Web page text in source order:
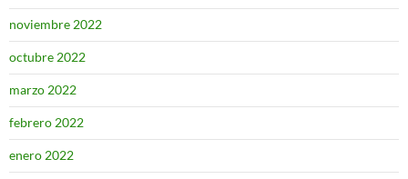
noviembre 2022
octubre 2022
marzo 2022
febrero 2022
enero 2022